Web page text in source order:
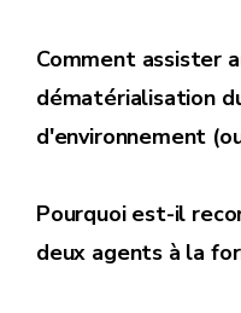
Comment assister
dématérialisation
d'environnement
Pourquoi est-il
deux agents à la